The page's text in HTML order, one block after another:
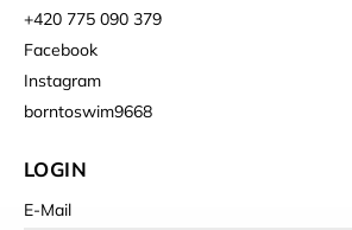
+420 775 090 379
Facebook
Instagram
borntoswim9668
LOGIN
E-Mail